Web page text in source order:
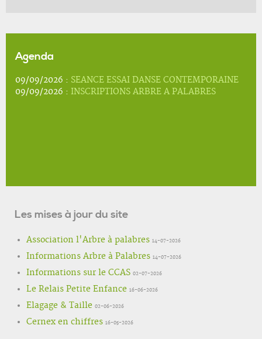
Agenda
09/09/2026 : SEANCE ESSAI DANSE CONTEMPORAINE
09/09/2026 : INSCRIPTIONS ARBRE A PALABRES
Les mises à jour du site
Association l'Arbre à palabres 14-07-2026
Informations Arbre à Palabres 14-07-2026
Informations sur le CCAS 02-07-2026
Le Relais Petite Enfance 16-06-2026
Elagage & Taille 02-06-2026
Cernex en chiffres 16-05-2026